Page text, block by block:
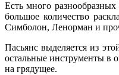
Есть много
большое количество
Симболон, Ленорман и
Пасьянс выделяется из
остальные инструменты в
на грядущее.